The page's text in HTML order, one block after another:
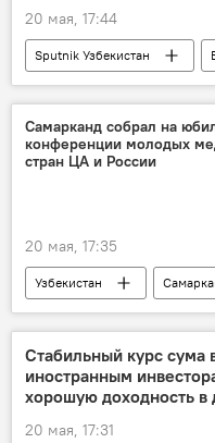
20 мая, 17:44
Sputnik Узбекистан
Самарканд собрал на
конференции молодых
стран ЦА и России
20 мая, 17:35
Узбекистан
Конференция
Центральная Азия
Стабильный курс сума
иностранным
хорошую доходность в
20 мая, 17:31